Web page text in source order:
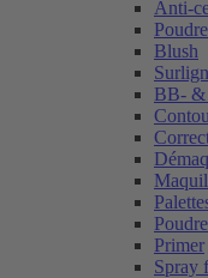
Anti-
Blush
BB- &
Primer
Spray